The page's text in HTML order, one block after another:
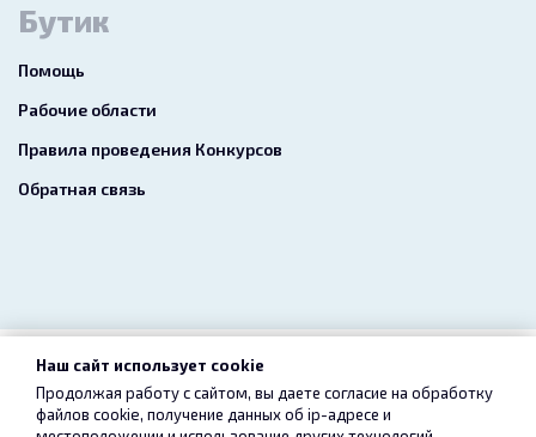
Бутик
Помощь
Рабочие области
Правила проведения Конкурсов
Обратная связь
2026 freelance.boutique
Пользовательское соглашение Конфиденциальность
Наш сайт использует cookie
Продолжая работу с сайтом, вы даете согласие на обработку
файлов cookie, получение данных об ip-адресе и